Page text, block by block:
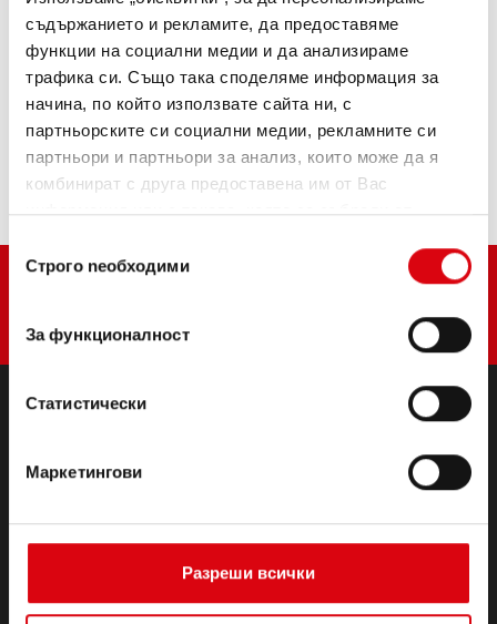
съдържанието и рекламите, да предоставяме
функции на социални медии и да анализираме
трафика си. Също така споделяме информация за
начина, по който използвате сайта ни, с
партньорските си социални медии, рекламните си
партньори и партньори за анализ, които може да я
комбинират с друга предоставена им от Вас
информация или с такава, която са събрали от
Избор
наСтрого nеобходими
За функционалност
Статистически
Маркетингови
Разреши всички
ИНФОРМАЦИЯ ЗА ИЗДЕЛИЯТА >
Купете този акумулатор:
ТЪРГОВЦИ И СЕРВИЗИ ЗА МОНТАЖ >
Стартерни и електрически батерии
превозни средства
Области на приложение